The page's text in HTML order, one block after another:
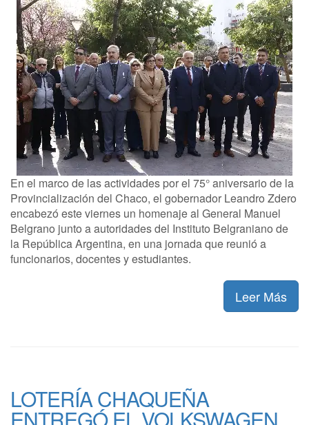
En el marco de las actividades por el 75° aniversario de la
Provincialización del Chaco, el gobernador Leandro Zdero
encabezó este viernes un homenaje al General Manuel
Belgrano junto a autoridades del Instituto Belgraniano de
la República Argentina, en una jornada que reunió a
funcionarios, docentes y estudiantes.
Leer Más
LOTERÍA CHAQUEÑA